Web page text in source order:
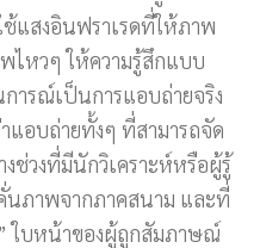
ช้แสงอินฟราเรดที่ให้ภาพ
ไหวๆ ให้ความรู้สึกแบบ
ารณ์เป็นการแอบถ่ายจริง
แอบถ่ายทั้งๆ ที่สามารถจัด
ช่วงที่มีนักวิเคราะห์หรือผู้รู้
นภาพจากภาคสนาม และที่
ใบหน้าของผู้ถูกสัมภาษณ์